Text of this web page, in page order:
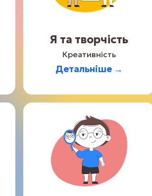
Я та творчість
Креативність
Детальніше →